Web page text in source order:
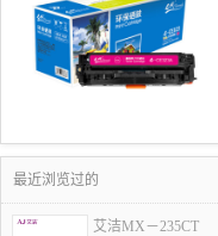
最近浏览过的
艾洁MX－235CT